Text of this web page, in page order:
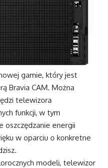
gamie, który jest
Bravia CAM. Można
telewizora
funkcji, w tym
oszczędzanie energii
w oparciu o konkretne
modeli, telewizor